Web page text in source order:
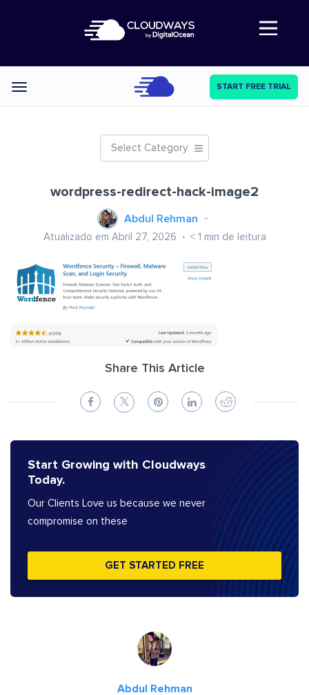
Abre a navegação
Categories START FREE TRIAL
Select Category
wordpress-redirect-hack-image2
Abdul Rehman
Atualizado em Abril 27, 2026 < 1 min de leitura
Share This Article
Start Growing with Cloudways
Today.
Our Clients Love us because we never
compromise on these
GET STARTED FREE
Abdul Rehman